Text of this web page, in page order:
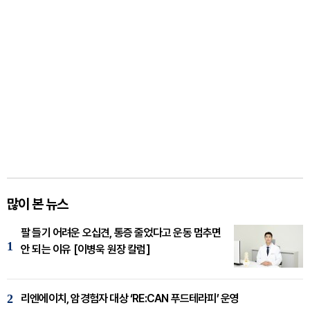
많이 본 뉴스
1
팔 들기 어려운 오십견, 통증 줄었다고 운동 멈추면
안 되는 이유 [이병욱 원장 칼럼]
2 리엔에이치, 암경험자 대상 ‘RE:CAN 푸드테라피’ 운영